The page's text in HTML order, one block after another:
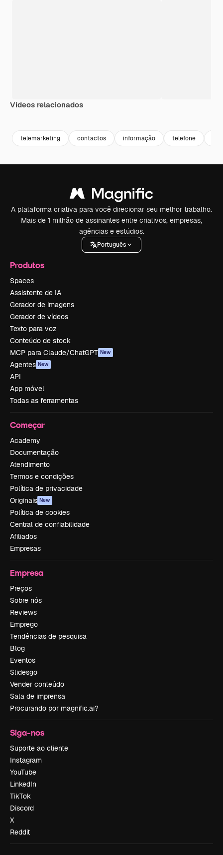
Vídeos relacionados
telemarketing contactos informação telefone
A plataforma criativa para você direcionar seu melhor trabalho.
Mais de 1 milhão de assinantes entre criativos, empresas,
agências e estúdios.
Português
Produtos
Spaces
Assistente de IA
Gerador de imagens
Gerador de vídeos
Texto para voz
Conteúdo de stock
MCP para Claude/ChatGPT New
Agentes New
API
App móvel
Todas as ferramentas
Começar
Academy
Documentação
Atendimento
Termos e condições
Política de privacidade
Originais New
Política de cookies
Central de confiabilidade
Afiliados
Empresas
Empresa
Preços
Sobre nós
Reviews
Emprego
Tendências de pesquisa
Blog
Eventos
Slidesgo
Vender conteúdo
Sala de imprensa
Procurando por magnific.ai?
Siga-nos
Suporte ao cliente
Instagram
YouTube
LinkedIn
TikTok
Discord
X
Reddit